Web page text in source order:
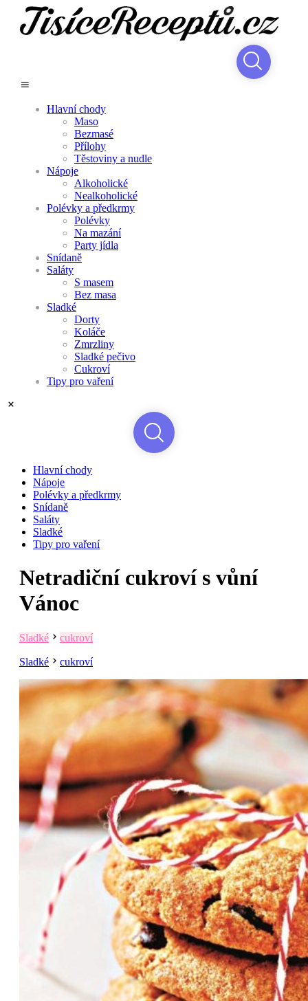
Hlavní chody
Maso
Bezmasé
Přílohy
Těstoviny a nudle
Nápoje
Alkoholické
Nealkoholické
Polévky a předkrmy
Polévky
Na mazání
Party jídla
Snídaně
Saláty
S masem
Bez masa
Sladké
Dorty
Koláče
Zmrzliny
Sladké pečivo
Cukroví
Tipy pro vaření
Hlavní chody
Nápoje
Polévky a předkrmy
Snídaně
Saláty
Sladké
Tipy pro vaření
Netradiční cukroví s vůní
Vánoc
Sladké cukroví
Sladké cukroví